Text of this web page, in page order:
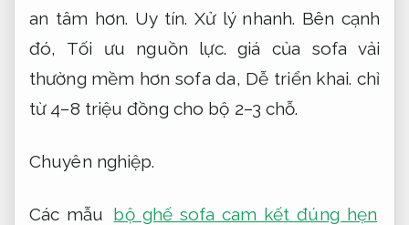
an tâm hơn. Uy tín. Xử lý nhanh. Bên cạnh
đó, Tối ưu nguồn lực. giá của sofa vải
thường mềm hơn sofa da, Dễ triển khai. chỉ
từ 4–8 triệu đồng cho bộ 2–3 chỗ.
Chuyên nghiệp.
Các mẫu bộ ghế sofa cam kết đúng hẹn